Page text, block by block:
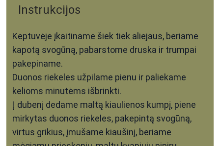
Instrukcijos
Keptuvėje įkaitiname šiek tiek aliejaus, beriame
kapotą svogūną, pabarstome druska ir trumpai
pakepiname.
Duonos riekeles užpilame pienu ir paliekame
kelioms minutėms išbrinkti.
Į dubenį dedame maltą kiaulienos kumpį, piene
mirkytas duonos riekeles, pakepintą svogūną,
virtus grikius, įmušame kiaušinį, beriame